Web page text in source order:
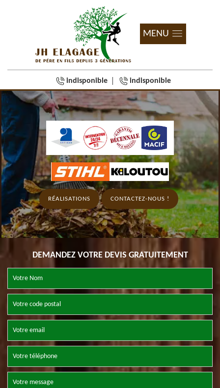
MENU
indisponible indisponible
RÉALISATIONS CONTACTEZ-NOUS !
DEMANDEZ VOTRE DEVIS GRATUITEMENT